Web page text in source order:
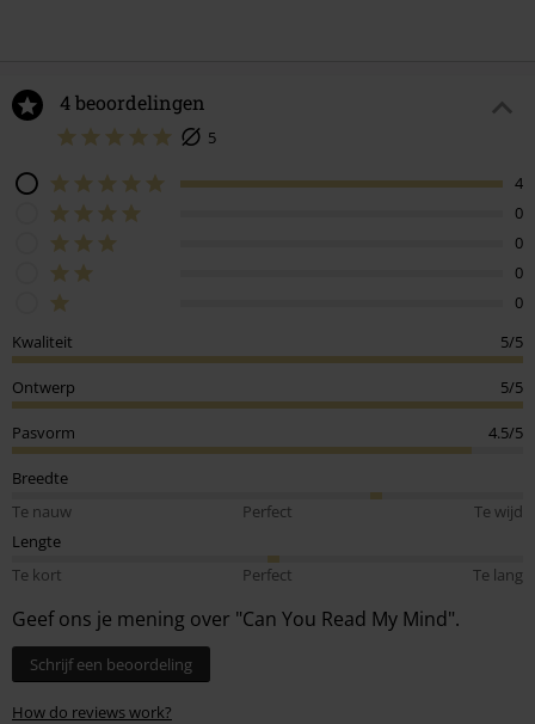
4 beoordelingen
5
4
0
0
0
0
Kwaliteit
5/5
Ontwerp 5/5
Pasvorm 4.5/5
Breedte
Te nauw
Perfect
Te wijd
Lengte
Te kort
Perfect Te lang
Geef ons je mening over "Can You Read My Mind".
Schrijf een beoordeling
How do reviews work?